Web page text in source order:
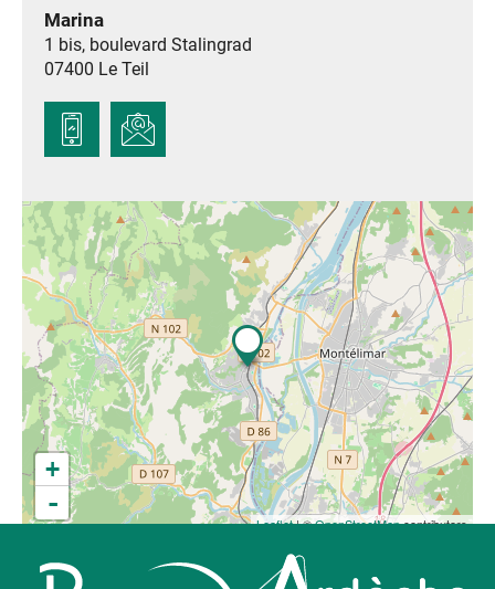
Marina
1 bis, boulevard Stalingrad
07400 Le Teil
+
-
Leaflet| ©OpenStreetMapcontributors